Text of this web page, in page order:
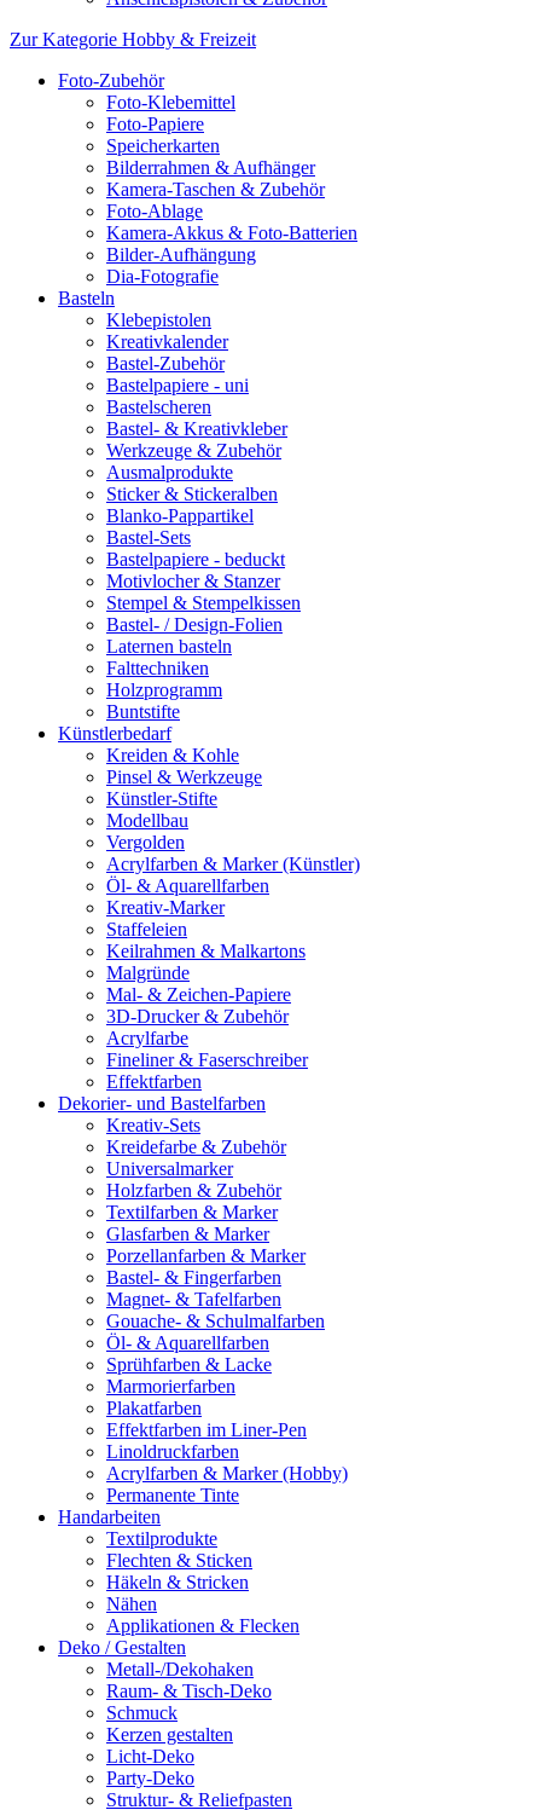
Zur Kategorie Hobby & Freizeit
Foto-Zubehör
Foto-Klebemittel
Foto-Papiere
Speicherkarten
Bilderrahmen & Aufhänger
Kamera-Taschen & Zubehör
Foto-Ablage
Kamera-Akkus & Foto-Batterien
Bilder-Aufhängung
Dia-Fotografie
Basteln
Klebepistolen
Kreativkalender
Bastel-Zubehör
Bastelpapiere - uni
Bastelscheren
Bastel- & Kreativkleber
Werkzeuge & Zubehör
Ausmalprodukte
Sticker & Stickeralben
Blanko-Pappartikel
Bastel-Sets
Bastelpapiere - beduckt
Motivlocher & Stanzer
Stempel & Stempelkissen
Bastel- / Design-Folien
Laternen basteln
Falttechniken
Holzprogramm
Buntstifte
Künstlerbedarf
Kreiden & Kohle
Pinsel & Werkzeuge
Künstler-Stifte
Modellbau
Vergolden
Acrylfarben & Marker (Künstler)
Öl- & Aquarellfarben
Kreativ-Marker
Staffeleien
Keilrahmen & Malkartons
Malgründe
Mal- & Zeichen-Papiere
3D-Drucker & Zubehör
Acrylfarbe
Fineliner & Faserschreiber
Effektfarben
Dekorier- und Bastelfarben
Kreativ-Sets
Kreidefarbe & Zubehör
Universalmarker
Holzfarben & Zubehör
Textilfarben & Marker
Glasfarben & Marker
Porzellanfarben & Marker
Bastel- & Fingerfarben
Magnet- & Tafelfarben
Gouache- & Schulmalfarben
Öl- & Aquarellfarben
Sprühfarben & Lacke
Marmorierfarben
Plakatfarben
Effektfarben im Liner-Pen
Linoldruckfarben
Acrylfarben & Marker (Hobby)
Permanente Tinte
Handarbeiten
Textilprodukte
Flechten & Sticken
Häkeln & Stricken
Nähen
Applikationen & Flecken
Deko / Gestalten
Metall-/Dekohaken
Raum- & Tisch-Deko
Schmuck
Kerzen gestalten
Licht-Deko
Party-Deko
Struktur- & Reliefpasten